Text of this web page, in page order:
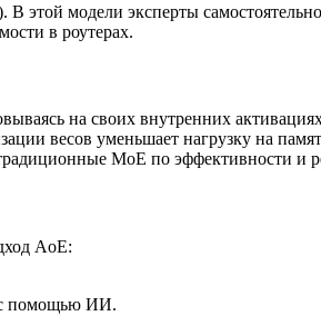
модели эксперты
в роутерах.
на своих внутренних
весов уменьшает нагрузку на
MoE по эффективности и
AoE:
с помощью ИИ.